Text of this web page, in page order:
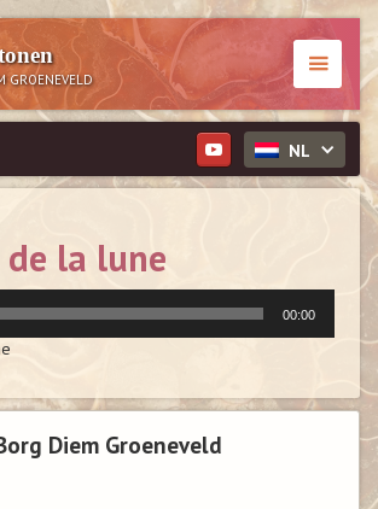
GROENEVELD
NL
la lune
00:00
Diem Groeneveld